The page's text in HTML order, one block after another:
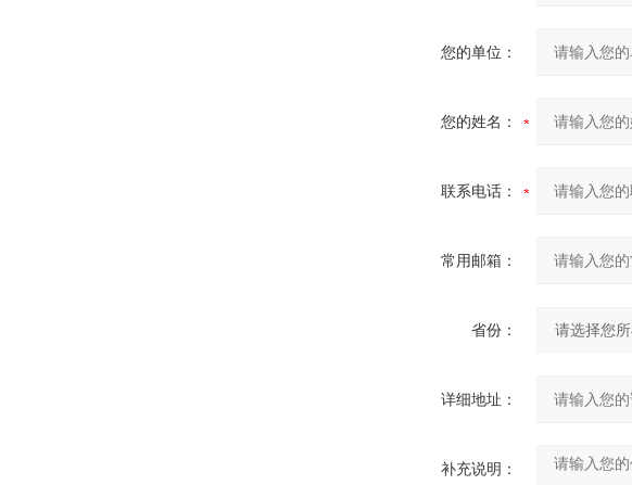
您的单位：
您的姓名：
联系电话：
常用邮箱：
省份：
详细地址：
补充说明：